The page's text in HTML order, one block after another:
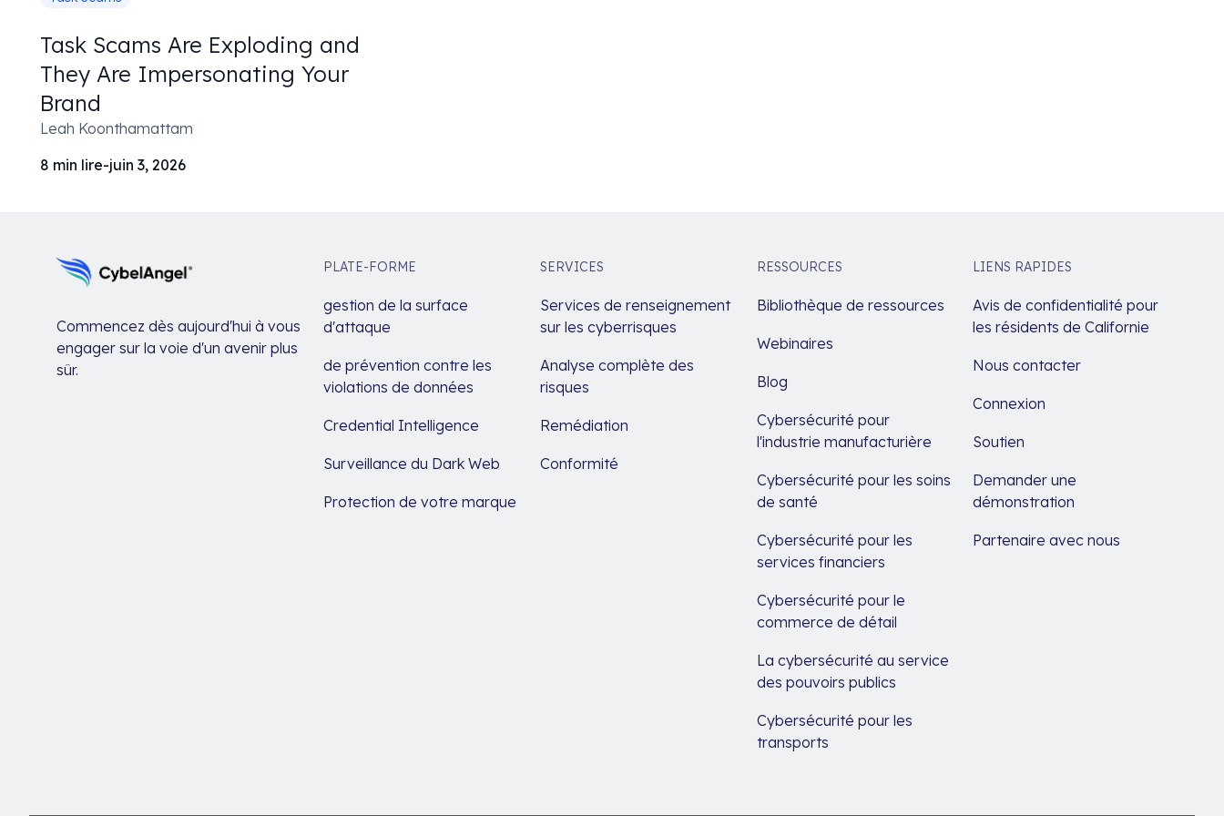
Task Scams Are Exploding and
They Are Impersonating Your
Brand
Leah Koonthamattam
8 min lire-juin 3, 2026
Commencez dès aujourd'hui à vous
engager sur la voie d'un avenir plus
sûr.
PLATE-FORME
gestion de la surface
d'attaque
de prévention contre les
violations de données
Credential Intelligence
Surveillance du Dark Web
Protection de votre marque
SERVICES
Services de renseignement
sur les cyberrisques
Analyse complète des
risques
Remédiation
Conformité
RESSOURCES
Bibliothèque de ressources
Webinaires
Blog
Cybersécurité pour
l'industrie manufacturière
Cybersécurité pour les soins
de santé
Cybersécurité pour les
services financiers
Cybersécurité pour le
commerce de détail
La cybersécurité au service
des pouvoirs publics
Cybersécurité pour les
transports
LIENS RAPIDES
Avis de confidentialité pour
les résidents de Californie
Nous contacter
Connexion
Soutien
Demander une
démonstration
Partenaire avec nous